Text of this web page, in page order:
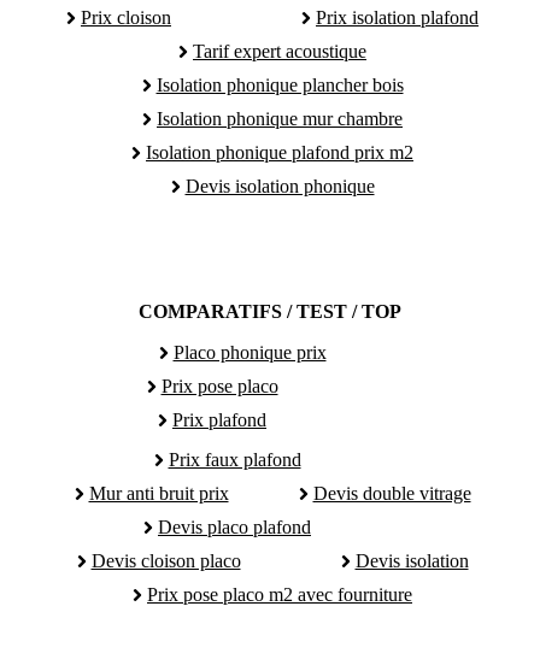
Prix cloison
Prix isolation plafond
Tarif expert acoustique
Isolation phonique plancher bois
Isolation phonique mur chambre
Isolation phonique plafond prix m2
Devis isolation phonique
COMPARATIFS / TEST / TOP
Placo phonique prix
Prix pose placo
Prix plafond
Prix faux plafond
Mur anti bruit prix
Devis double vitrage
Devis placo plafond
Devis cloison placo
Devis isolation
Prix pose placo m2 avec fourniture